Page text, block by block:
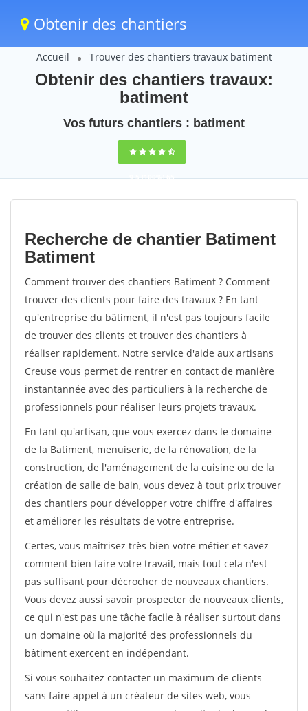
Obtenir des chantiers
Accueil Trouver des chantiers travaux batiment
Obtenir des chantiers travaux:
batiment
Vos futurs chantiers : batiment
9,5(100%)65
votes
Recherche de chantier Batiment
Batiment
Comment trouver des chantiers Batiment ? Comment
trouver des clients pour faire des travaux ? En tant
qu'entreprise du bâtiment, il n'est pas toujours facile
de trouver des clients et trouver des chantiers à
réaliser rapidement. Notre service d'aide aux artisans
Creuse vous permet de rentrer en contact de manière
instantannée avec des particuliers à la recherche de
professionnels pour réaliser leurs projets travaux.
En tant qu'artisan, que vous exercez dans le domaine
de la Batiment, menuiserie, de la rénovation, de la
construction, de l'aménagement de la cuisine ou de la
création de salle de bain, vous devez à tout prix trouver
des chantiers pour développer votre chiffre d'affaires
et améliorer les résultats de votre entreprise.
Certes, vous maîtrisez très bien votre métier et savez
comment bien faire votre travail, mais tout cela n'est
pas suffisant pour décrocher de nouveaux chantiers.
Vous devez aussi savoir prospecter de nouveaux clients,
ce qui n'est pas une tâche facile à réaliser surtout dans
un domaine où la majorité des professionnels du
bâtiment exercent en indépendant.
Si vous souhaitez contacter un maximum de clients
sans faire appel à un créateur de sites web, vous